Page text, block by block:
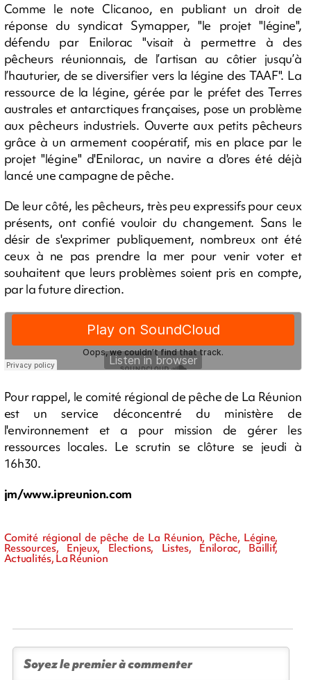
Comme le note Clicanoo, en publiant un droit de
réponse du syndicat Symapper, "le projet "légine",
défendu par Enilorac "visait à permettre à des
pêcheurs réunionnais, de l’artisan au côtier jusqu’à
l’hauturier, de se diversifier vers la légine des TAAF". La
ressource de la légine, gérée par le préfet des Terres
australes et antarctiques françaises, pose un problème
aux pêcheurs industriels. Ouverte aux petits pêcheurs
grâce à un armement coopératif, mis en place par le
projet "légine" d'Enilorac, un navire a d'ores été déjà
lancé une campagne de pêche.
De leur côté, les pêcheurs, très peu expressifs pour ceux
présents, ont confié vouloir du changement. Sans le
désir de s'exprimer publiquement, nombreux ont été
ceux à ne pas prendre la mer pour venir voter et
souhaitent que leurs problèmes soient pris en compte,
par la future direction.
Pour rappel, le comité régional de pêche de La Réunion
est un service déconcentré du ministère de
l'environnement et a pour mission de gérer les
ressources locales. Le scrutin se clôture se jeudi à
16h30.
jm/www.ipreunion.com
Comité régional de pêche de La Réunion, Pêche, Légine,
Ressources, Enjeux, Elections, Listes, Enilorac, Baillif,
Actualités, La Réunion